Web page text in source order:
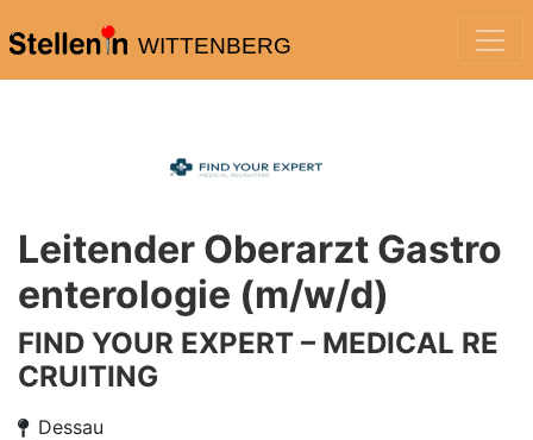
WITTENBERG
Leitender Oberarzt Gastro
enterologie (m/w/d)
FIND YOUR EXPERT – MEDICAL RE
CRUITING
Dessau